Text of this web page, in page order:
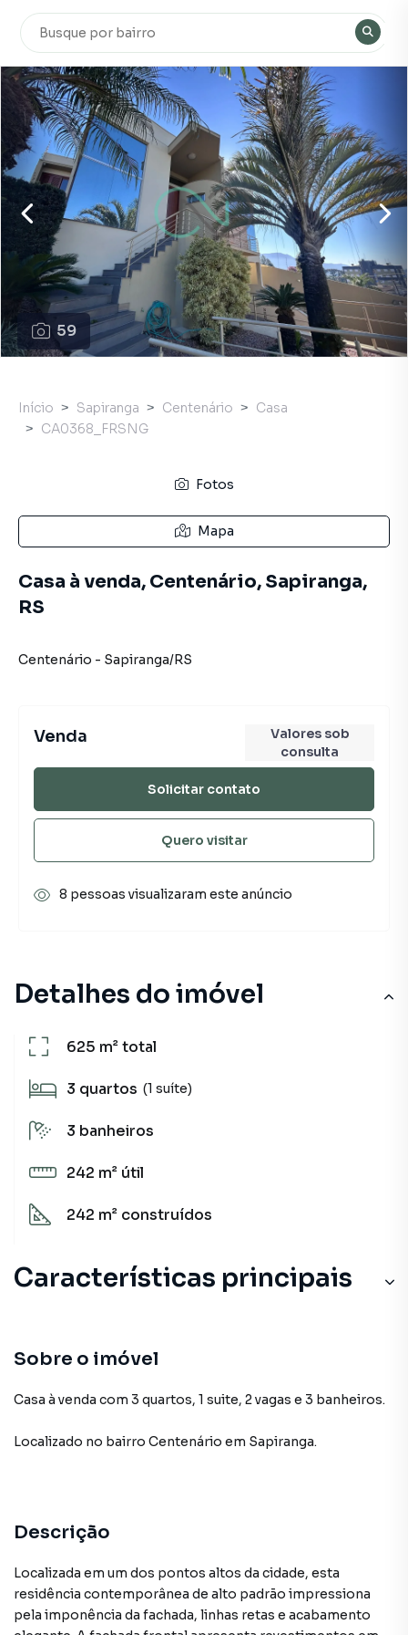
59
Detalhes do imóvel
625 m²total
3 quartos (1 suíte)
3 banheiros
242 m² útil
242 m² construídos
Características principais
Sobre o imóvel
Casa à venda com 3 quartos, 1 suite, 2 vagas e 3 banheiros.
Localizado no bairro Centenário em Sapiranga.
Descrição
Localizada em um dos pontos altos da cidade, esta
residência contemporânea de alto padrão impressiona
pela imponência da fachada, linhas retas e acabamento
Início Sapiranga Centenário
Casa
CA0368_FRSNG
Fotos
Mapa
Casa à venda, Centenário, Sapiranga,
RS
Centenário - Sapiranga/RS
Venda
Valores sob
consulta
Solicitar contato
Quero visitar
8 pessoas visualizaram este anúncio